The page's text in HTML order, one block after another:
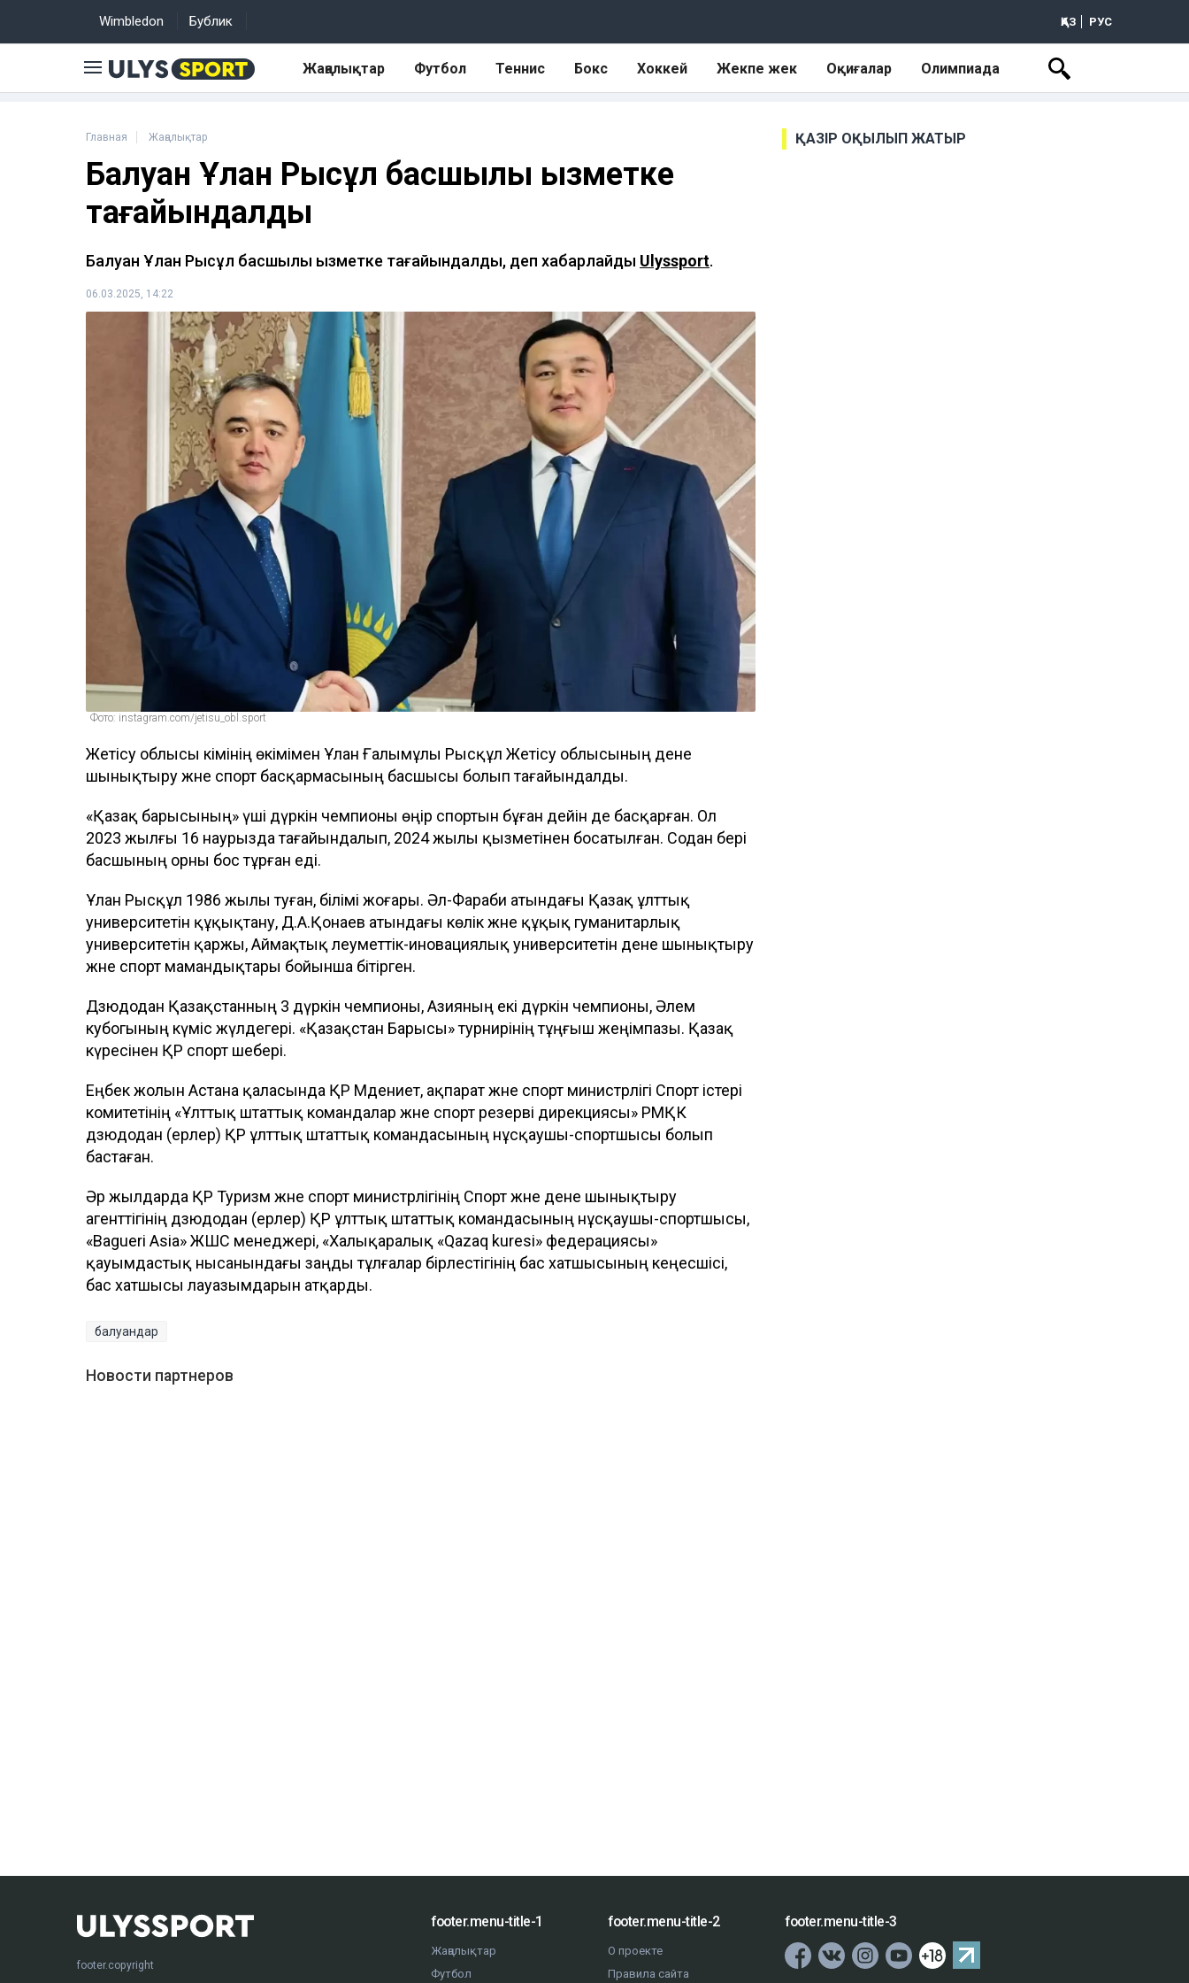
Wimbledon Бублик ҚАЗ РУС
Жаңалықтар Футбол Теннис Бокс Хоккей Жекпе жек Оқиғалар Олимпиада
Главная Жаңалықтар
Балуан Ұлан Рысқұл басшылық қызметке
тағайындалды
Балуан Ұлан Рысқұл басшылық қызметке тағайындалды, деп хабарлайды Ulyssport.
06.03.2025, 14:22
Фото: instagram.com/jetisu_obl.sport
Жетісу облысы әкімінің өкімімен Ұлан Ғалымұлы Рысқұл Жетісу облысының дене
шынықтыру және спорт басқармасының басшысы болып тағайындалды.
«Қазақ барысының» үші дүркін чемпионы өңір спортын бұған дейін де басқарған. Ол
2023 жылғы 16 наурызда тағайындалып, 2024 жылы қызметінен босатылған. Содан бері
басшының орны бос тұрған еді.
Ұлан Рысқұл 1986 жылы туған, білімі жоғары. Әл-Фараби атындағы Қазақ ұлттық
университетін құқықтану, Д.А.Қонаев атындағы көлік және құқық гуманитарлық
университетін қаржы, Аймақтық әлеуметтік-иновациялық университетін дене шынықтыру
және спорт мамандықтары бойынша бітірген.
Дзюдодан Қазақстанның 3 дүркін чемпионы, Азияның екі дүркін чемпионы, Әлем
кубогының күміс жүлдегері. «Қазақстан Барысы» турнирінің тұңғыш жеңімпазы. Қазақ
күресінен ҚР спорт шебері.
Еңбек жолын Астана қаласында ҚР Мәдениет, ақпарат және спорт министрлігі Спорт істері
комитетінің «Ұлттық штаттық командалар және спорт резерві дирекциясы» РМҚК
дзюдодан (ерлер) ҚР ұлттық штаттық командасының нұсқаушы-спортшысы болып
бастаған.
Әр жылдарда ҚР Туризм және спорт министрлігінің Спорт және дене шынықтыру
агенттігінің дзюдодан (ерлер) ҚР ұлттық штаттық командасының нұсқаушы-спортшысы,
«Bagueri Asia» ЖШС менеджері, «Халықаралық «Qazaq kuresi» федерациясы»
қауымдастық нысанындағы заңды тұлғалар бірлестігінің бас хатшысының кеңесшісі,
бас хатшысы лауазымдарын атқарды.
балуандар
Новости партнеров
ҚАЗІР ОҚЫЛЫП ЖАТЫР
footer.copyright
footer.menu-title-1
Жаңалықтар
Футбол
footer.menu-title-2
О проекте
Правила сайта
footer.menu-title-3